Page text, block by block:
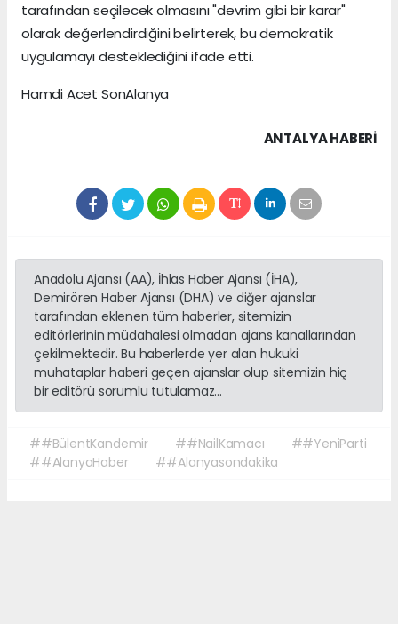
tarafından seçilecek olmasını "devrim gibi bir karar"
olarak değerlendirdiğini belirterek, bu demokratik
uygulamayı desteklediğini ifade etti.
Hamdi Acet SonAlanya
ANTALYA HABERİ
Anadolu Ajansı (AA), İhlas Haber Ajansı (İHA),
Demirören Haber Ajansı (DHA) ve diğer ajanslar
tarafından eklenen tüm haberler, sitemizin
editörlerinin müdahalesi olmadan ajans kanallarından
çekilmektedir. Bu haberlerde yer alan hukuki
muhataplar haberi geçen ajanslar olup sitemizin hiç
bir editörü sorumlu tutulamaz...
##BülentKandemir ##NailKamacı
##YeniParti
##AlanyaHaber
##Alanyasondakika